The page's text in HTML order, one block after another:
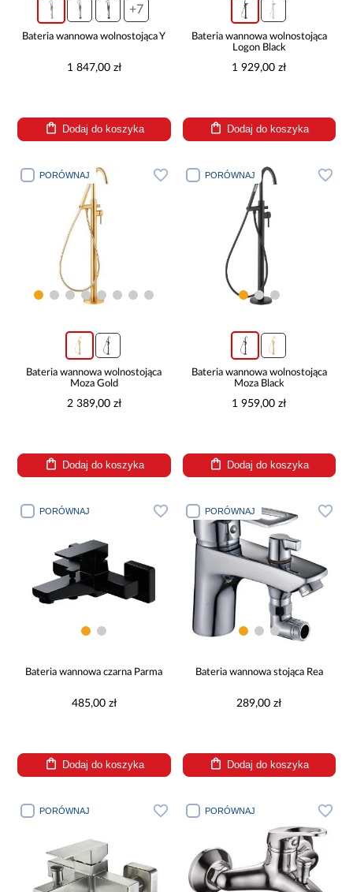
+7
Bateria wannowa wolnostojąca Y
1 847,00 zł
Dodaj do koszyka
Bateria wannowa wolnostojąca
Logon Black
1 929,00 zł
Dodaj do koszyka
PORÓWNAJ
Bateria wannowa wolnostojąca
Moza Gold
2 389,00 zł
Dodaj do koszyka
PORÓWNAJ
Bateria wannowa wolnostojąca
Moza Black
1 959,00 zł
Dodaj do koszyka
PORÓWNAJ
Bateria wannowa czarna Parma
485,00 zł
Dodaj do koszyka
PORÓWNAJ
Bateria wannowa stojąca Rea
289,00 zł
Dodaj do koszyka
PORÓWNAJ PORÓWNAJ